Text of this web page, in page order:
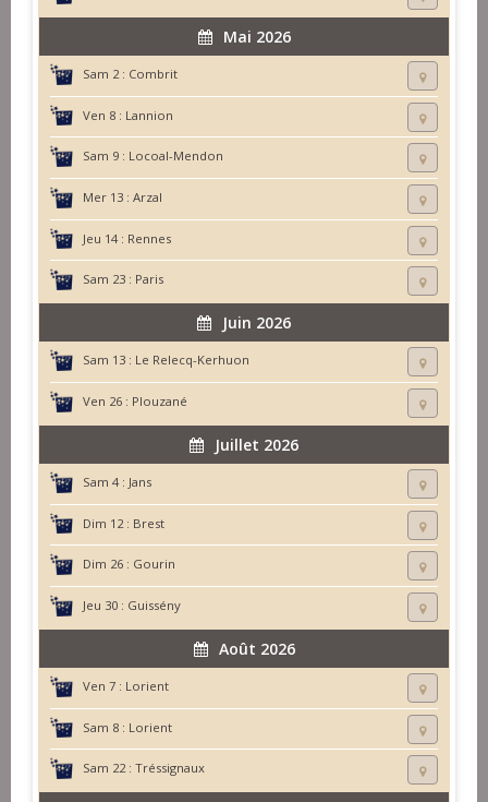
Mai 2026
Sam 2 : Combrit
Ven 8 : Lannion
Sam 9 : Locoal-Mendon
Mer 13 : Arzal
Jeu 14 : Rennes
Sam 23 : Paris
Juin 2026
Sam 13 : Le Relecq-Kerhuon
Ven 26 : Plouzané
Juillet 2026
Sam 4 : Jans
Dim 12 : Brest
Dim 26 : Gourin
Jeu 30 : Guissény
Août 2026
Ven 7 : Lorient
Sam 8 : Lorient
Sam 22 : Tréssignaux